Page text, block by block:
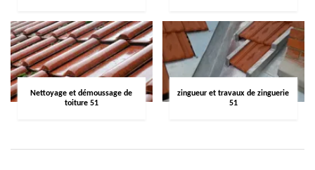
Nettoyage et démoussage de
toiture 51
zingueur et travaux de zinguerie
51